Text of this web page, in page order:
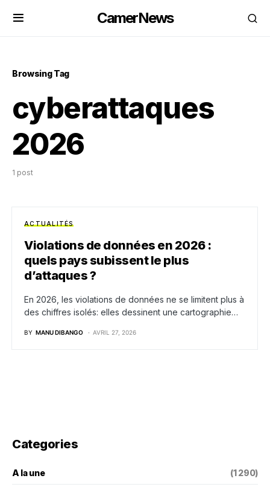
CamerNews
Browsing Tag
cyberattaques
2026
1 post
ACTUALITÉS
Violations de données en 2026 :
quels pays subissent le plus
d’attaques ?
En 2026, les violations de données ne se limitent plus à
des chiffres isolés: elles dessinent une cartographie…
BY MANU DIBANGO AVRIL 27, 2026
Categories
A la une (1 290)